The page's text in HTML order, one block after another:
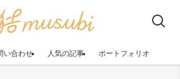
い合わせ 人気の記事 ポートフォリオ